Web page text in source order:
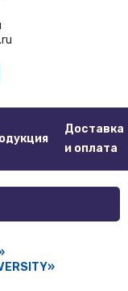
Доставка
и оплата